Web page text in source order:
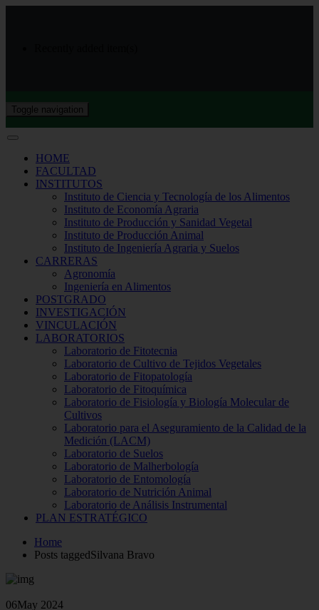
Toggle navigation
HOME
FACULTAD
INSTITUTOS
Instituto de Ciencia y Tecnología de los Alimentos
Instituto de Economía Agraria
Instituto de Producción y Sanidad Vegetal
Instituto de Producción Animal
Instituto de Ingeniería Agraria y Suelos
CARRERAS
Agronomía
Ingeniería en Alimentos
POSTGRADO
INVESTIGACIÓN
VINCULACIÓN
LABORATORIOS
Laboratorio de Fitotecnia
Laboratorio de Cultivo de Tejidos Vegetales
Laboratorio de Fitopatología
Laboratorio de Fitoquímica
Laboratorio de Fisiología y Biología Molecular de
Cultivos
Laboratorio para el Aseguramiento de la Calidad de la
Medición (LACM)
Laboratorio de Suelos
Laboratorio de Malherbología
Laboratorio de Entomología
Laboratorio de Nutrición Animal
Laboratorio de Análisis Instrumental
PLAN ESTRATÉGICO
Home
Posts taggedSilvana Bravo
06May 2024